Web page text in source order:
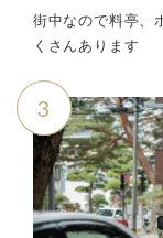
街中なので料亭、
くさんあります
3